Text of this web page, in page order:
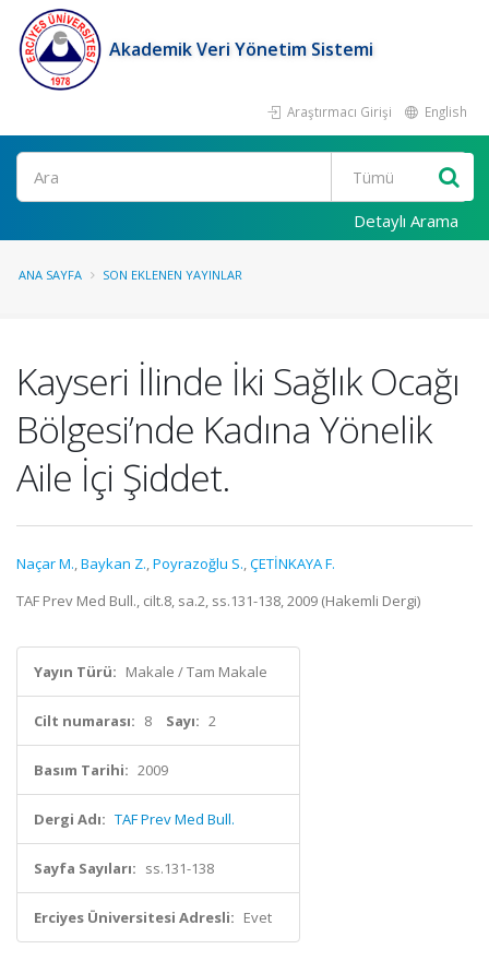
Akademik Veri Yönetim Sistemi
Araştırmacı Girişi English
Ara
Detaylı Arama
ANA SAYFA SON EKLENEN YAYINLAR
Kayseri İlinde İki Sağlık Ocağı
Bölgesi’nde Kadına Yönelik
Aile İçi Şiddet.
Naçar M.,Baykan Z.,Poyrazoğlu S.,ÇETİNKAYA F.
TAF Prev Med Bull., cilt.8, sa.2, ss.131-138, 2009 (Hakemli Dergi)
Yayın Türü: Makale / Tam Makale
Cilt numarası: 8 Sayı: 2
Basım Tarihi: 2009
Dergi Adı: TAF Prev Med Bull.
Sayfa Sayıları: ss.131-138
Erciyes Üniversitesi Adresli: Evet